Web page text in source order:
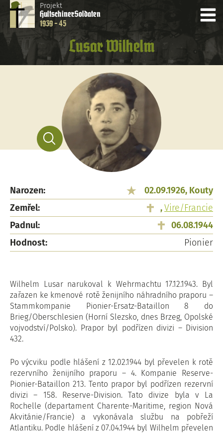
Projekt
HultschinerSoldaten
1939 - 45
Lusar Wilhelm
Narozen:
02.09.1926, Kouty
Zemřel:
,Vire/Francie
Padnul:
06.08.1944
Hodnost:
Pionier
Wilhelm Lusar narukoval k Wehrmachtu 17.12.1943. Byl
zařazen ke kmenové rotě ženijního náhradního praporu –
Stammkompanie Pionier-Ersatz-Bataillon 8 do
Brieg/Oberschlesien (Horní Slezsko, dnes Brzeg, Opolské
vojvodství/Polsko). Prapor byl podřízen divizi – Division
432.
Po výcviku podle hlášení z 12.02.1944 byl převelen k rotě
rezervního ženijního praporu – 4. Kompanie Reserve-
Pionier-Bataillon 213. Tento prapor byl podřízen rezervní
divizi – 158. Reserve-Division. Tato divize byla v La
Rochelle (departament Charente-Maritime, region Nová
Akvitánie/Francie) a vykonávala službu na pobřeží
Atlantiku. Podle hlášení z 07.04.1944 byl Wilhelm převelen